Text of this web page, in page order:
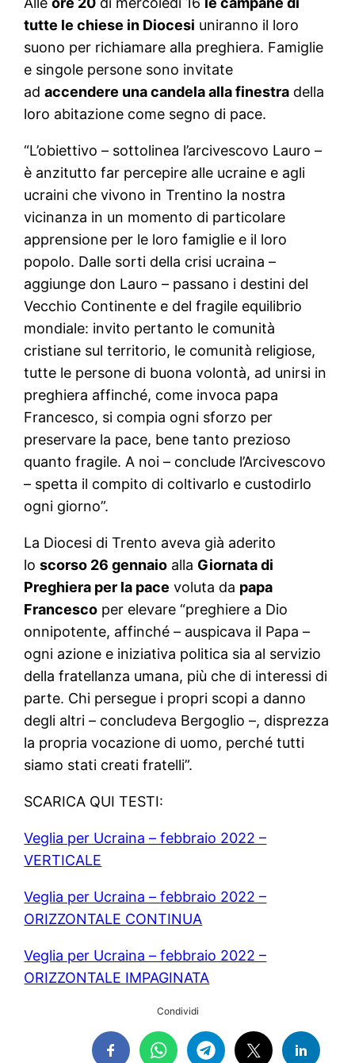
tutte le chiese in Diocesi uniranno il loro
suono per richiamare alla preghiera. Famiglie
e singole persone sono invitate
adaccendere una candela alla finestra della
loro abitazione come segno di pace.
“L’obiettivo – sottolinea l’arcivescovo Lauro –
è anzitutto far percepire alle ucraine e agli
ucraini che vivono in Trentino la nostra
vicinanza in un momento di particolare
apprensione per le loro famiglie e il loro
popolo. Dalle sorti della crisi ucraina –
aggiunge don Lauro – passano i destini del
Vecchio Continente e del fragile equilibrio
mondiale: invito pertanto le comunità
cristiane sul territorio, le comunità religiose,
tutte le persone di buona volontà, ad unirsi in
preghiera affinché, come invoca papa
Francesco, si compia ogni sforzo per
preservare la pace, bene tanto prezioso
quanto fragile. A noi – conclude l’Arcivescovo
– spetta il compito di coltivarlo e custodirlo
ogni giorno”.
La Diocesi di Trento aveva già aderito
loscorso 26 gennaio alla Giornata di
Preghiera per la pace voluta da papa
Francesco per elevare “preghiere a Dio
onnipotente, affinché – auspicava il Papa –
ogni azione e iniziativa politica sia al servizio
della fratellanza umana, più che di interessi di
parte. Chi persegue i propri scopi a danno
degli altri – concludeva Bergoglio –, disprezza
la propria vocazione di uomo, perché tutti
siamo stati creati fratelli”.
SCARICA QUI TESTI:
Veglia per Ucraina – febbraio 2022 –
VERTICALE
Veglia per Ucraina – febbraio 2022 –
ORIZZONTALE CONTINUA
Veglia per Ucraina – febbraio 2022 –
ORIZZONTALE IMPAGINATA
Condividi